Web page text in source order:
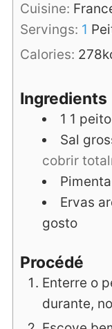
Cuisine:
Servings: 1
Calories: 278
Ingredients
1 1
Sal
cobrir
Ervas
gosto
Procédé
Enterre o
durante,